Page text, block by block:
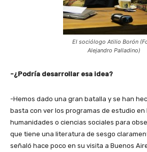
El sociólogo Atilio Borón
Alejandro Palladino)
-¿Podría desarrollar esa idea?
-Hemos dado una gran batalla y se han
basta con ver los programas de estudio en
humanidades o ciencias sociales para
que tiene una literatura de sesgo
señaló hace poco en su visita a Buenos